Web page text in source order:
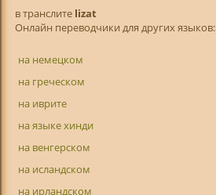
в транслитe lizat
Онлайн переводчики для других языков:
на немецком
на греческом
на иврите
на языке хинди
на венгерском
на исландском
на ирландском